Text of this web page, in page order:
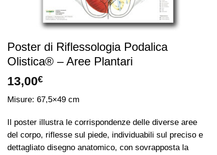
Poster di Riflessologia Podalica
Olistica® – Aree Plantari
13,00€
Misure: 67,5×49 cm
Il poster illustra le corrispondenze delle diverse aree
del corpo, riflesse sul piede, individuabili sul preciso e
dettagliato disegno anatomico, con sovrapposta la